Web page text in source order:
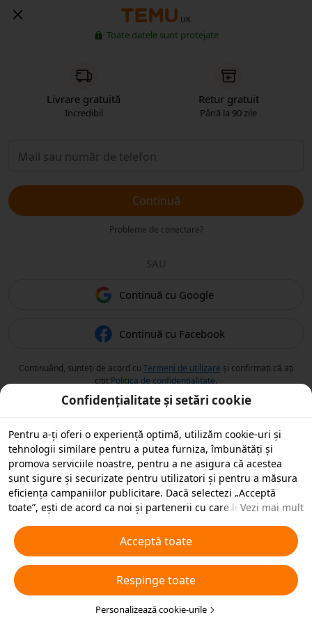
UK
Toate datele sunt protejate
Livrare gratuită
Incredibil
Retur gratuit
Până la 90 zile
Continuă
Probleme de conectare?
SAU
Continuă cu Google
Continuă cu Facebook
Continuând, sunteți de acord cu Termeni de utilizare și confirmați că ați
citit Politica de confidențialitate.
Confidențialitate și setări cookie
Pentru a-ți oferi o experiență optimă, utilizăm cookie-uri și
tehnologii similare pentru a putea furniza, îmbunătăți și
promova serviciile noastre, pentru a ne asigura că acestea
sunt sigure și securizate pentru utilizatori și pentru a măsura
eficiența campaniilor publicitare. Dacă selectezi „Acceptă
toate”, ești de acord ca noi și partenerii cu care lucrăm să
scopuri publicitare. De asemenea, poți „Respinge toate”
cookie-urile neesențiale sau poți alege ce tipuri de cookie-uri
dorești să accepți sau să dezactivezi, printr-un clic mai jos pe
„Personalizare cookie-uri” sau în orice moment în setările de
confidențialitate. Pentru mai multe detalii, veziPolitica noastră
privind cookie-urile și tehnologiile similare .
Vezi mai mult
Acceptă toate
Respinge toate
Personalizează cookie-urile